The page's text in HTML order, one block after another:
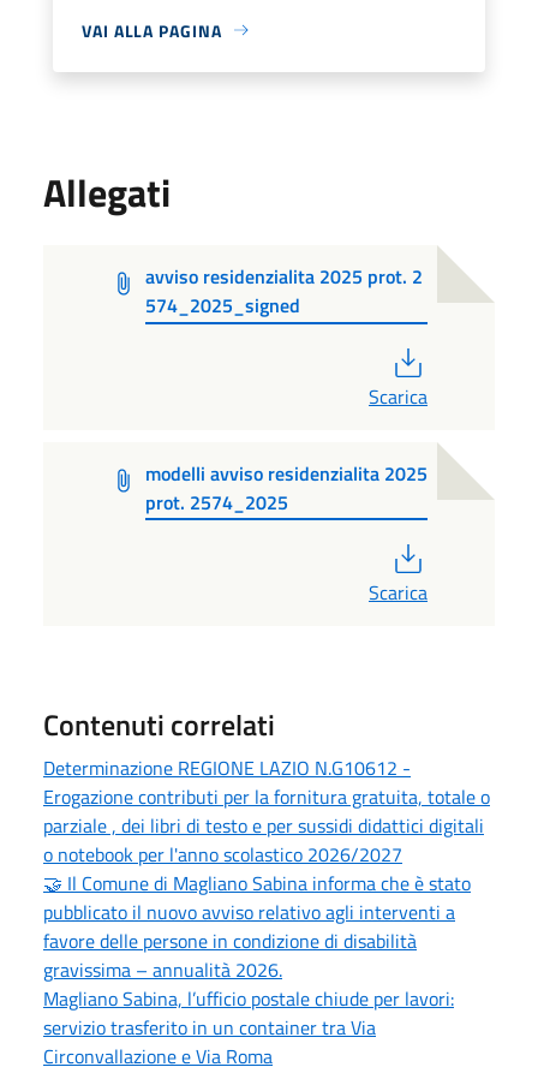
VAI ALLA PAGINA
Allegati
avviso residenzialita 2025 prot. 2
574_2025_signed
Scarica
modelli avviso residenzialita 2025
prot. 2574_2025
Scarica
Contenuti correlati
Determinazione REGIONE LAZIO N.G10612 -
Erogazione contributi per la fornitura gratuita, totale o
parziale , dei libri di testo e per sussidi didattici digitali
o notebook per l'anno scolastico 2026/2027
🤝 Il Comune di Magliano Sabina informa che è stato
pubblicato il nuovo avviso relativo agli interventi a
favore delle persone in condizione di disabilità
gravissima – annualità 2026.
Magliano Sabina, l’ufficio postale chiude per lavori:
servizio trasferito in un container tra Via
Circonvallazione e Via Roma